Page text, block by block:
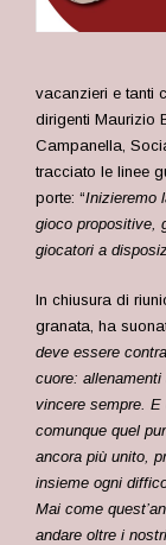
vacanzieri e tanti
dirigenti Maurizio
Campanella,
tracciato le linee
porte: “Inizieremo
gioco propositive,
giocatori a
In chiusura di
granata, ha
deve essere
cuore:
vincere sempre. E
comunque quel
ancora più unito,
insieme ogni
Mai come
andare oltre i